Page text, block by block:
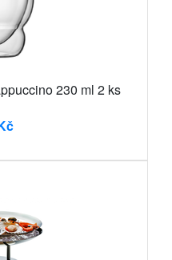
230 ml 2 ks